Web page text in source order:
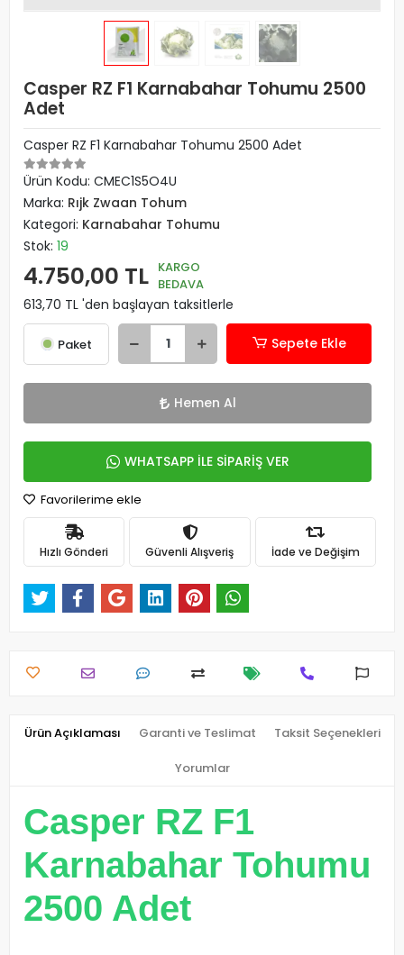
Casper RZ F1 Karnabahar Tohumu 2500
Adet
Casper RZ F1 Karnabahar Tohumu 2500 Adet
Ürün Kodu: CMEC1S5O4U
Marka: Rıjk Zwaan Tohum
Kategori: Karnabahar Tohumu
Stok: 19
4.750,00 TL KARGO
BEDAVA
613,70 TL 'den başlayan taksitlerle
Paket Sepete Ekle
Hemen Al
WHATSAPP İLE SİPARİŞ VER
Favorilerime ekle
Hızlı Gönderi Güvenli Alışveriş İade ve Değişim
Ürün Açıklaması Garanti ve Teslimat Taksit Seçenekleri
Yorumlar
Casper RZ F1
Karnabahar Tohumu
2500 Adet